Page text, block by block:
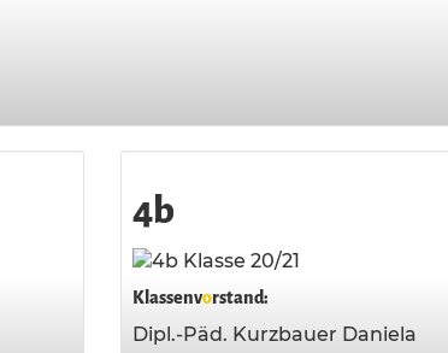
4b
Klassenvorstand:
Dipl.-Päd. Kurzbauer Daniela